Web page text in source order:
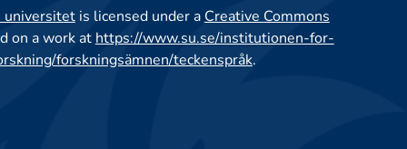
universitetis licensed under a Creative Commons
on a work at https://www.su.se/institutionen-for-
forskningsämnen/teckenspråk.